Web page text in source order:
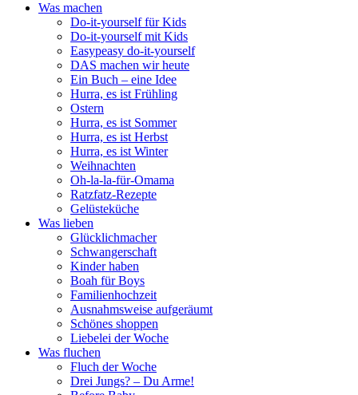
Was machen
Do-it-yourself für Kids
Do-it-yourself mit Kids
Easypeasy do-it-yourself
DAS machen wir heute
Ein Buch – eine Idee
Hurra, es ist Frühling
Ostern
Hurra, es ist Sommer
Hurra, es ist Herbst
Hurra, es ist Winter
Weihnachten
Oh-la-la-für-Omama
Ratzfatz-Rezepte
Gelüsteküche
Was lieben
Glücklichmacher
Schwangerschaft
Kinder haben
Boah für Boys
Familienhochzeit
Ausnahmsweise aufgeräumt
Schönes shoppen
Liebelei der Woche
Was fluchen
Fluch der Woche
Drei Jungs? – Du Arme!